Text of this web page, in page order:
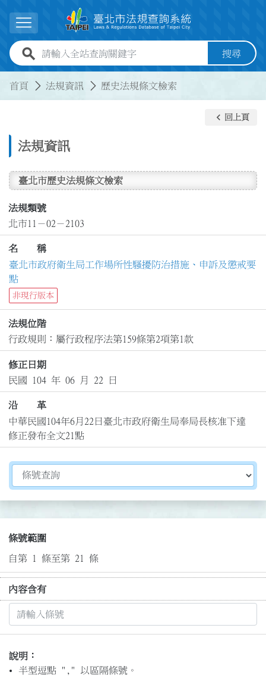
展開選單
全站查詢關鍵字欄位 搜尋
首頁 法規資訊 歷史法規條文檢索
法規資訊
keyboard_arrow_left 回上頁
臺北市歷史法規條文檢索
法規類號
北市11－02－2103
名 稱
臺北市政府衛生局工作場所性騷擾防治措施、申訴及懲戒要
點
非現行版本
法規位階
行政規則：屬行政程序法第159條第2項第1款
修正日期
民國 104 年 06 月 22 日
沿 革
中華民國104年6月22日臺北市政府衛生局奉局長核准下達
修正發布全文21點
切換選擇法規資訊內容
條號範圍
自第 1 條至第 21 條
內容含有
說明：
半型逗點 "," 以區隔條號。